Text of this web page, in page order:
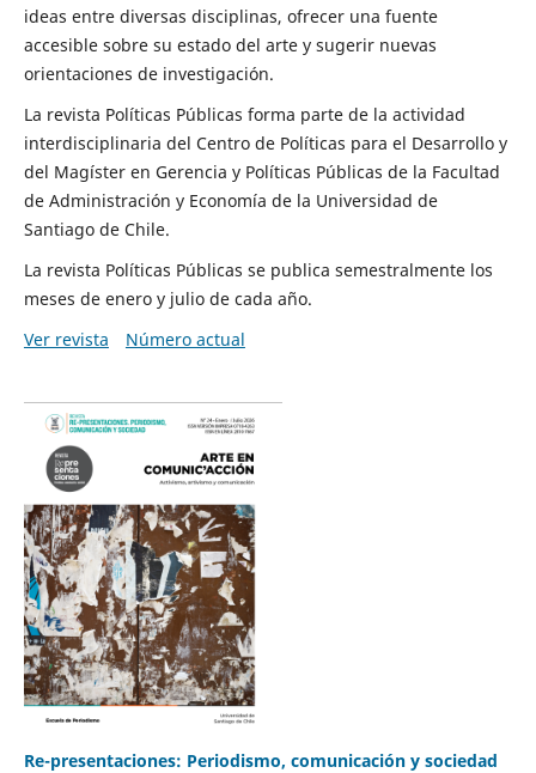
ideas entre diversas disciplinas, ofrecer una fuente
accesible sobre su estado del arte y sugerir nuevas
orientaciones de investigación.
La revista Políticas Públicas forma parte de la actividad
interdisciplinaria del Centro de Políticas para el Desarrollo y
del Magíster en Gerencia y Políticas Públicas de la Facultad
de Administración y Economía de la Universidad de
Santiago de Chile.
La revista Políticas Públicas se publica semestralmente los
meses de enero y julio de cada año.
Ver revista
Número actual
Re-presentaciones: Periodismo, comunicación y sociedad